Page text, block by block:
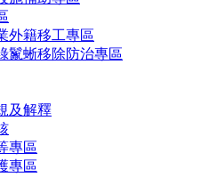
外籍移工專區
鬣蜥移除防治專區
及解釋
專區
專區